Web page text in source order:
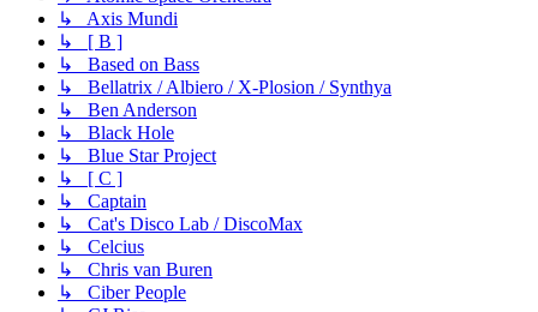
↳ Axis Mundi
↳ [ B ]
↳ Based on Bass
↳ Bellatrix / Albiero / X-Plosion / Synthya
↳ Ben Anderson
↳ Black Hole
↳ Blue Star Project
↳ [ C ]
↳ Captain
↳ Cat's Disco Lab / DiscoMax
↳ Celcius
↳ Chris van Buren
↳ Ciber People